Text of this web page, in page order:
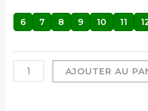
6 7 8 9 10 11
AJOUTER AU